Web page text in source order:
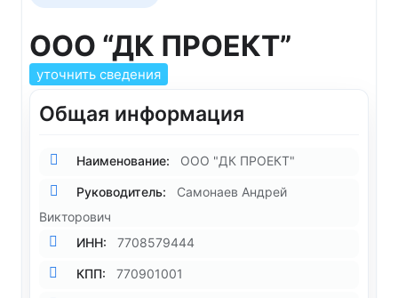
ООО “ДК ПРОЕКТ”
уточнить сведения
Общая информация
Наименование: ООО "ДК ПРОЕКТ"
Руководитель:
Самонаев Андрей
Викторович
ИНН:
7708579444
КПП: 770901001